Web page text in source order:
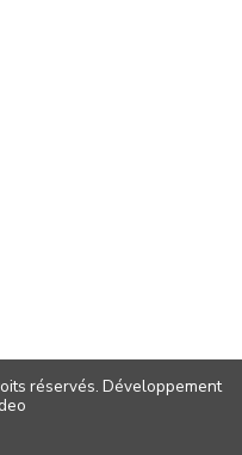
réservés. Développement